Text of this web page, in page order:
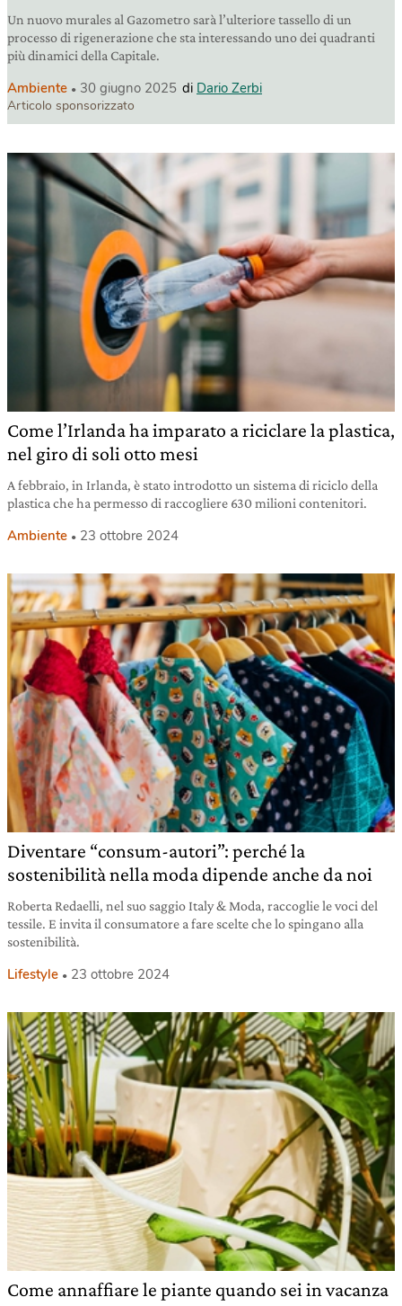
Un nuovo murales al Gazometro sarà l’ulteriore tassello di un
processo di rigenerazione che sta interessando uno dei quadranti
più dinamici della Capitale.
Ambiente 30 giugno 2025 di Dario Zerbi
Articolo sponsorizzato
Come l’Irlanda ha imparato a riciclare la plastica,
nel giro di soli otto mesi
A febbraio, in Irlanda, è stato introdotto un sistema di riciclo della
plastica che ha permesso di raccogliere 630 milioni contenitori.
Ambiente 23 ottobre 2024
Diventare “consum-autori”: perché la
sostenibilità nella moda dipende anche da noi
Roberta Redaelli, nel suo saggio Italy & Moda, raccoglie le voci del
tessile. E invita il consumatore a fare scelte che lo spingano alla
sostenibilità.
Lifestyle 23 ottobre 2024
Come annaffiare le piante quando sei in vacanza